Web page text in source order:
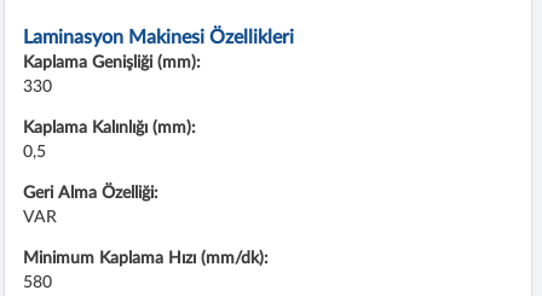
Laminasyon Makinesi Özellikleri
Kaplama Genişliği (mm):
330
Kaplama Kalınlığı (mm):
0,5
Geri Alma Özelliği:
VAR
Minimum Kaplama Hızı (mm/dk):
580